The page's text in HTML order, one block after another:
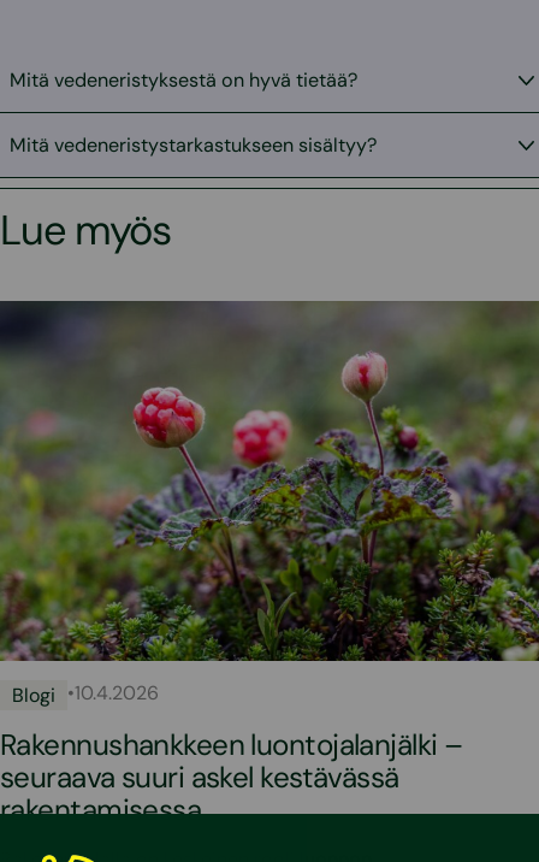
Mitä vedeneristyksestä on hyvä tietää?
Mitä vedeneristystarkastukseen sisältyy?
Lue myös
Blogi •10.4.2026
Rakennushankkeen luontojalanjälki –
seuraava suuri askel kestävässä
rakentamisessa